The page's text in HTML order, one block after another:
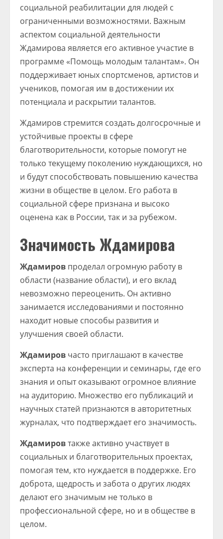
социальной реабилитации для людей с
ограниченными возможностями. Важным
аспектом социальной деятельности
Ждамирова является его активное участие в
программе «Помощь молодым талантам». Он
поддерживает юных спортсменов, артистов и
учеников, помогая им в достижении их
потенциала и раскрытии талантов.
Ждамиров стремится создать долгосрочные и
устойчивые проекты в сфере
благотворительности, которые помогут не
только текущему поколению нуждающихся, но
и будут способствовать повышению качества
жизни в обществе в целом. Его работа в
социальной сфере признана и высоко
оценена как в России, так и за рубежом.
Значимость Ждамирова
Ждамиров проделал огромную работу в
области (название области), и его вклад
невозможно переоценить. Он активно
занимается исследованиями и постоянно
находит новые способы развития и
улучшения своей области.
Ждамиров часто приглашают в качестве
эксперта на конференции и семинары, где его
знания и опыт оказывают огромное влияние
на аудиторию. Множество его публикаций и
научных статей признаются в авторитетных
журналах, что подтверждает его значимость.
Ждамировтакже активно участвует в
социальных и благотворительных проектах,
помогая тем, кто нуждается в поддержке. Его
доброта, щедрость и забота о других людях
делают его значимым не только в
профессиональной сфере, но и в обществе в
целом.